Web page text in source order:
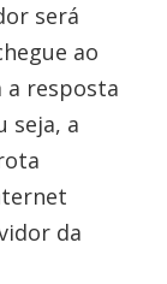
será
ao
a resposta
seja, a
da